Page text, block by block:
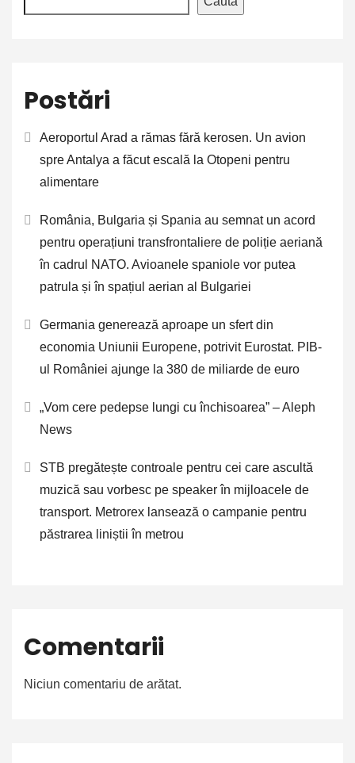
Postări
Aeroportul Arad a rămas fără kerosen. Un avion
spre Antalya a făcut escală la Otopeni pentru
alimentare
România, Bulgaria și Spania au semnat un acord
pentru operațiuni transfrontaliere de poliție aeriană
în cadrul NATO. Avioanele spaniole vor putea
patrula și în spațiul aerian al Bulgariei
Germania generează aproape un sfert din
economia Uniunii Europene, potrivit Eurostat. PIB-
ul României ajunge la 380 de miliarde de euro
„Vom cere pedepse lungi cu închisoarea” – Aleph
News
STB pregătește controale pentru cei care ascultă
muzică sau vorbesc pe speaker în mijloacele de
transport. Metrorex lansează o campanie pentru
păstrarea liniștii în metrou
Comentarii
Niciun comentariu de arătat.